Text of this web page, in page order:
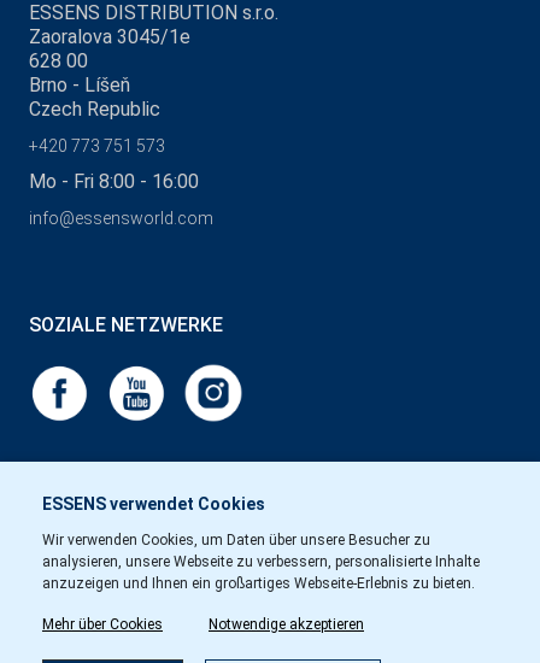
ESSENS verwendet Cookies
Wir verwenden Cookies, um Daten über unsere Besucher zu
analysieren, unsere Webseite zu verbessern, personalisierte Inhalte
anzuzeigen und Ihnen ein großartiges Webseite-Erlebnis zu bieten.
Mehr über Cookies Notwendige akzeptieren
ESSENS DISTRIBUTION s.r.o.
Zaoralova 3045/1e
628 00
Brno - Líšeň
Czech Republic
+420 773 751 573
Mo - Fri 8:00 - 16:00
info@essensworld.com
SOZIALE NETZWERKE